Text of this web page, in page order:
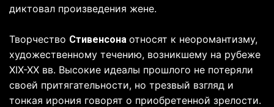
диктовал произведения жене.
Творчество Стивенсона относят к неоромантизму,
художественному течению, возникшему на рубеже
XIX-XX вв. Высокие идеалы прошлого не потеряли
своей притягательности, но трезвый взгляд и
тонкая ирония говорят о приобретенной зрелости.